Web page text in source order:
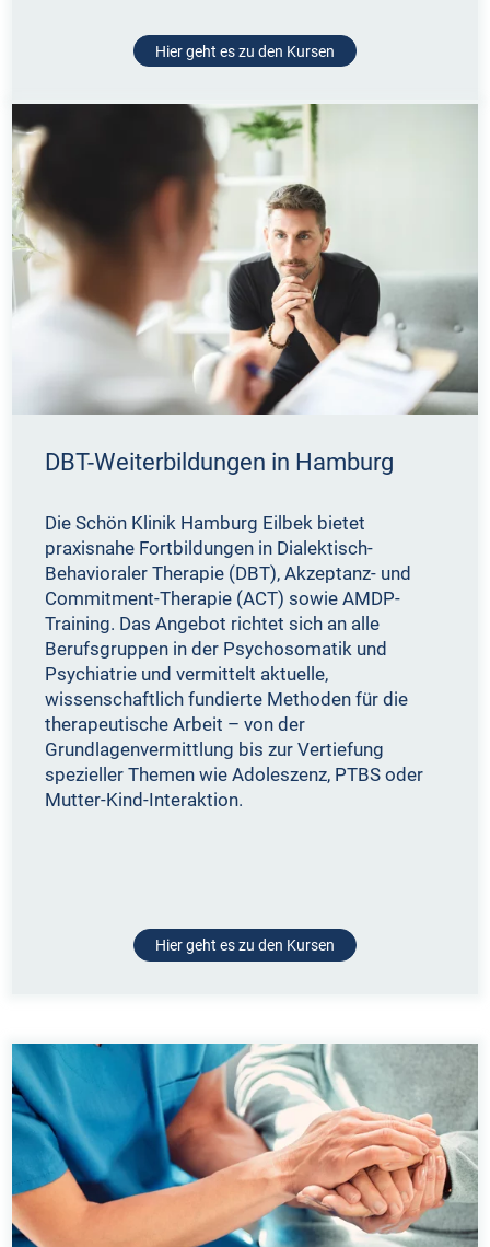
Hier geht es zu den Kursen
DBT-Weiterbildungen in Hamburg
Die Schön Klinik Hamburg Eilbek bietet
praxisnahe Fortbildungen in Dialektisch-
Behavioraler Therapie (DBT), Akzeptanz- und
Commitment-Therapie (ACT) sowie AMDP-
Training. Das Angebot richtet sich an alle
Berufsgruppen in der Psychosomatik und
Psychiatrie und vermittelt aktuelle,
wissenschaftlich fundierte Methoden für die
therapeutische Arbeit – von der
Grundlagenvermittlung bis zur Vertiefung
spezieller Themen wie Adoleszenz, PTBS oder
Mutter-Kind-Interaktion.
Hier geht es zu den Kursen